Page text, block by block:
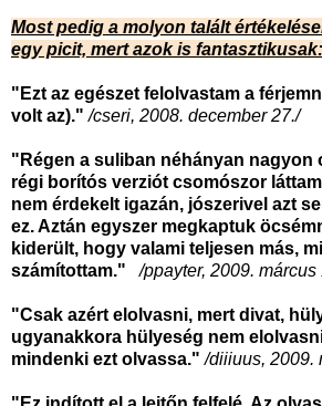
Most pedig a molyon talált
egy picit, mert azok is fantasztikusak:
"Ezt az egészet felolvastam a
volt az)." /cseri, 2008. december 27./
"Régen a suliban néhányan nagyon
régi borítós verziót csomószor
nem érdekelt igazán, jószerivel azt
ez. Aztán egyszer megkaptuk
kiderült, hogy valami teljesen más,
számítottam."
/ppayter, 2009. márcus
"Csak azért elolvasni, mert divat,
ugyanakkora hülyeség nem
mindenki ezt olvassa." /diiiuus, 2009.